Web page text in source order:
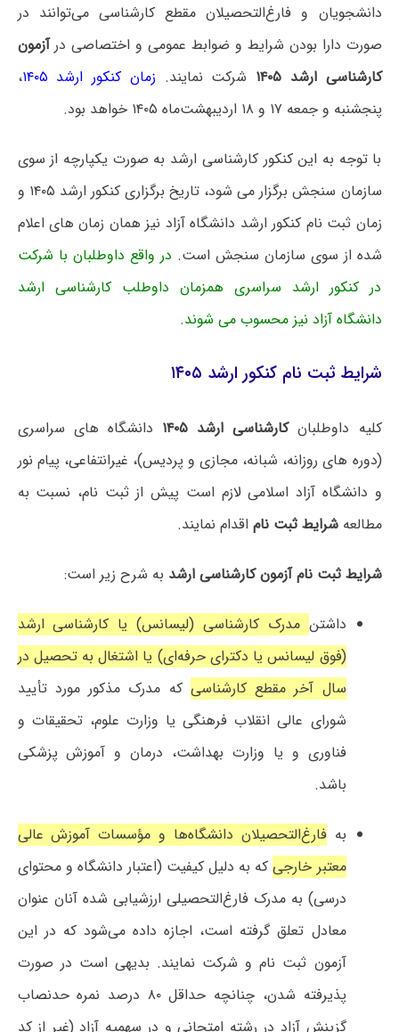
دانشجویان و فارغ‌التحصیلان مقطع کارشناسی می‌توانند در
صورت دارا بودن شرایط و ضوابط عمومی و اختصاصی درآزمون
کارشناسی ارشد ۱۴۰۵
شرکت نمایند. زمان کنکور ارشد ۱۴۰۵
،
پنجشنبه و جمعه ۱۷ و ۱۸ اردیبهشت‌ماه ۱۴۰۵ خواهد بود.
با توجه به این کنکور کارشناسی ارشد به صورت یکپارچه از سوی
سازمان سنجش برگزار می شود، تاریخ برگزاری کنکور ارشد ۱۴۰۵ و
زمان ثبت نام کنکور ارشد دانشگاه آزاد نیز همان زمان های اعلام
شده از سوی سازمان سنجش است. در واقع داوطلبان با شرکت
در کنکور ارشد سراسری همزمان داوطلب کارشناسی ارشد
دانشگاه آزاد نیز محسوب می شوند.
شرایط ثبت نام کنکور ارشد ۱۴۰۵
کلیه داوطلبانکارشناسی ارشد ۱۴۰۵
دانشگاه های سراسری
(دوره های روزانه، شبانه، مجازی و پردیس)، غیرانتفاعی، پیام نور
و دانشگاه آزاد اسلامی لازم است پیش از ثبت نام، نسبت به
مطالعهشرایط ثبت نام اقدام نمایند.
شرایط ثبت نام آزمون کارشناسی ارشد به شرح زیر است:
داشتن مدرک کارشناسی (لیسانس) یا کارشناسی ارشد
(فوق لیسانس یا دکترای حرفه‌ای) یا اشتغال به تحصیل در
سال آخر مقطع کارشناسی که مدرک مذکور مورد تأیید
شورای عالی انقلاب فرهنگی یا وزارت علوم، تحقیقات و
فناوری و یا وزارت بهداشت، درمان و آموزش پزشکی
باشد.
بهفارغ‌التحصیلان دانشگاه‌ها و مؤسسات آموزش عالی
معتبر خارجیکه به دلیل کیفیت (اعتبار دانشگاه و محتوای
درسی) به مدرک فارغ‌التحصیلی ارزشیابی شده آنان عنوان
معادل تعلق گرفته است، اجازه داده می‌شود که در این
آزمون ثبت نام و شرکت نمایند. بدیهی است در صورت
پذیرفته شدن، چنانچه حداقل ۸۰ درصد نمره حدنصاب
گزینش آزاد در رشته امتحانی و در سهمیه آزاد (غیر از کد